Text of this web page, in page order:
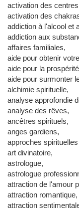
activation des
activation des
addiction à l'alcool et
addiction aux
affaires familiales,
aide pour obtenir
aide pour la
aide pour surmonter
alchimie spirituelle,
analyse approfondie
analyse des rêves,
ancêtres spirituels,
anges gardiens,
approches
art divinatoire,
astrologue,
astrologue
attraction de l'amour
attraction romantique,
attraction